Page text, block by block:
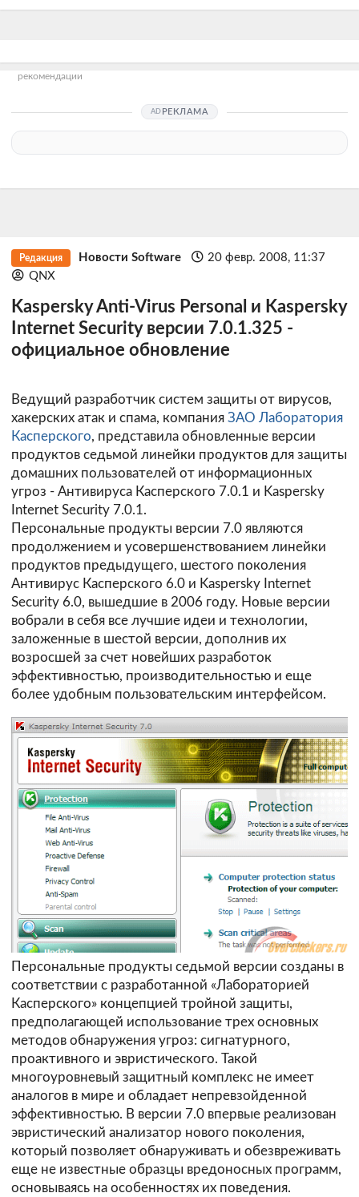
рекомендации
РЕКЛАМА
Редакция Новости Software
20 февр. 2008, 11:37
QNX
Kaspersky Anti-Virus Personal и Kaspersky
Internet Security версии 7.0.1.325 -
официальное обновление
Ведущий разработчик систем защиты от вирусов,
хакерских атак и спама, компания ЗАО Лаборатория
Касперского, представила обновленные версии
продуктов седьмой линейки продуктов для защиты
домашних пользователей от информационных
угроз - Антивируса Касперского 7.0.1 и Kaspersky
Internet Security 7.0.1.
Персональные продукты версии 7.0 являются
продолжением и усовершенствованием линейки
продуктов предыдущего, шестого поколения
Антивирус Касперского 6.0 и Kaspersky Internet
Security 6.0, вышедшие в 2006 году. Новые версии
вобрали в себя все лучшие идеи и технологии,
заложенные в шестой версии, дополнив их
возросшей за счет новейших разработок
эффективностью, производительностью и еще
более удобным пользовательским интерфейсом.
Персональные продукты седьмой версии созданы в
соответствии с разработанной «Лабораторией
Касперского» концепцией тройной защиты,
предполагающей использование трех основных
методов обнаружения угроз: сигнатурного,
проактивного и эвристического. Такой
многоуровневый защитный комплекс не имеет
аналогов в мире и обладает непревзойденной
эффективностью. В версии 7.0 впервые реализован
эвристический анализатор нового поколения,
который позволяет обнаруживать и обезвреживать
еще не известные образцы вредоносных программ,
основываясь на особенностях их поведения.